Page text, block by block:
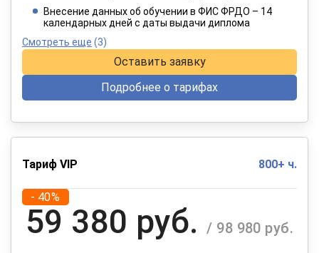
При оплате в рассрочку на 12 месяцев
Внесение данных об обучении в ФИС ФРДО – 14
календарных дней с даты выдачи диплома
Смотреть еще (3)
Оставить заявку
Подробнее о тарифах
Тариф VIP 800+ ч.
- 40%
59 380 руб. / 98 980 руб.